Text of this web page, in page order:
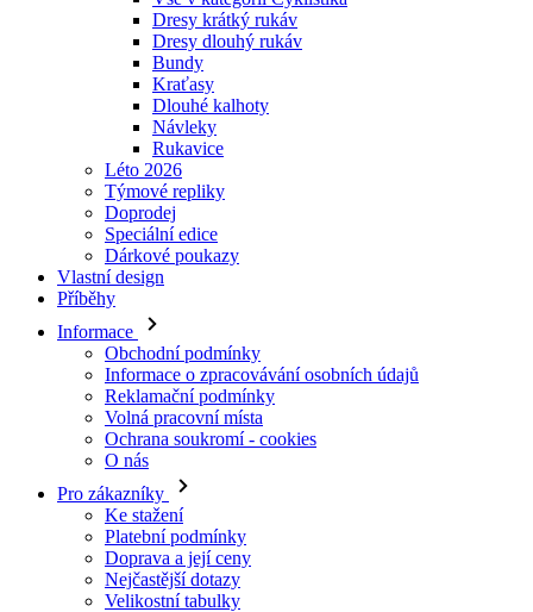
Dresy krátký rukáv
Dresy dlouhý rukáv
Bundy
Kraťasy
Dlouhé kalhoty
Návleky
Rukavice
Léto 2026
Týmové repliky
Doprodej
Speciální edice
Dárkové poukazy
Vlastní design
Příběhy
Informace
Obchodní podmínky
Informace o zpracovávání osobních údajů
Reklamační podmínky
Volná pracovní místa
Ochrana soukromí - cookies
O nás
Pro zákazníky
Ke stažení
Platební podmínky
Doprava a její ceny
Nejčastější dotazy
Velikostní tabulky